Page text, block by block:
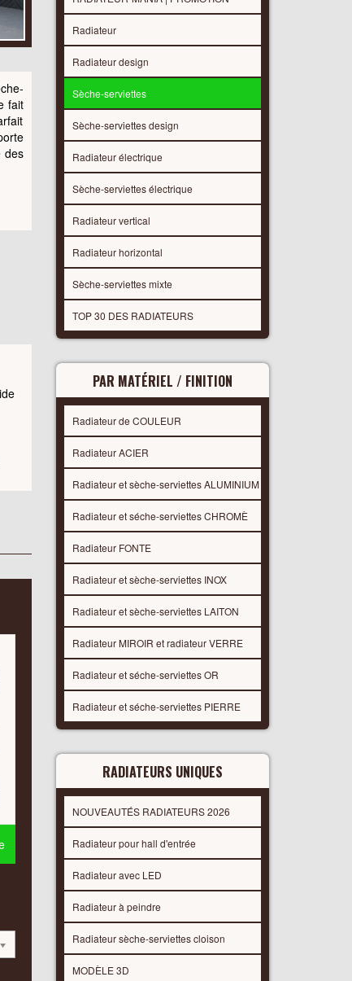
fait
des
Radiateur
Radiateur design
Sèche-serviettes
Sèche-serviettes design
Radiateur électrique
Sèche-serviettes électrique
Radiateur vertical
Radiateur horizontal
Sèche-serviettes mixte
TOP 30 DES RADIATEURS
PAR MATÉRIEL / FINITION
Radiateur de COULEUR
Radiateur ACIER
Radiateur et sèche-serviettes ALUMINIUM
Radiateur et séche-serviettes CHROMÈ
Radiateur FONTE
Radiateur et sèche-serviettes INOX
Radiateur et sèche-serviettes LAITON
Radiateur MIROIR et radiateur VERRE
Radiateur et séche-serviettes OR
Radiateur et séche-serviettes PIERRE
RADIATEURS UNIQUES
NOUVEAUTÉS RADIATEURS 2026
Radiateur pour hall d'entrée
Radiateur avec LED
Radiateur à peindre
Radiateur sèche-serviettes cloison
MODÈLE 3D